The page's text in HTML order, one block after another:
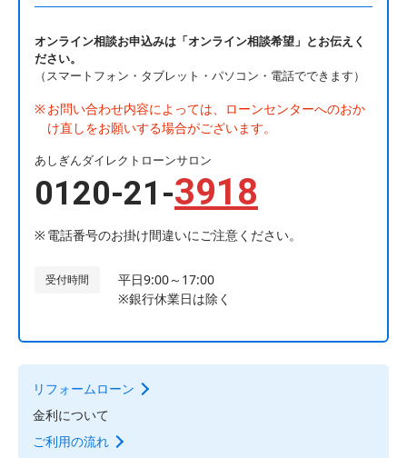
オンライン相談お申込みは「オンライン相談希望」とお伝えく
ださい。
（スマートフォン・タブレット・パソコン・電話でできます）
お問い合わせ内容によっては、ローンセンターへのおか
け直しをお願いする場合がございます。
あしぎんダイレクトローンサロン
0120-21-3918
電話番号のお掛け間違いにご注意ください。
受付時間
平日9:00～17:00
※銀行休業日は除く
リフォームローン
金利について
ご利用の流れ